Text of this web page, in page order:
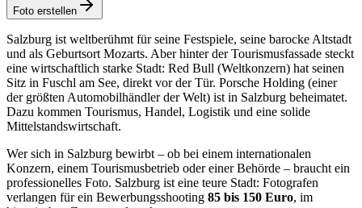
Foto erstellen
Salzburg ist weltberühmt für seine Festspiele, seine barocke Altstadt
und als Geburtsort Mozarts. Aber hinter der Tourismusfassade steckt
eine wirtschaftlich starke Stadt: Red Bull (Weltkonzern) hat seinen
Sitz in Fuschl am See, direkt vor der Tür. Porsche Holding (einer
der größten Automobilhändler der Welt) ist in Salzburg beheimatet.
Dazu kommen Tourismus, Handel, Logistik und eine solide
Mittelstandswirtschaft.
Wer sich in Salzburg bewirbt – ob bei einem internationalen
Konzern, einem Tourismusbetrieb oder einer Behörde – braucht ein
professionelles Foto. Salzburg ist eine teure Stadt: Fotografen
verlangen für ein Bewerbungsshooting 85 bis 150 Euro, im